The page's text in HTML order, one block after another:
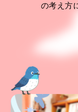
の考え方